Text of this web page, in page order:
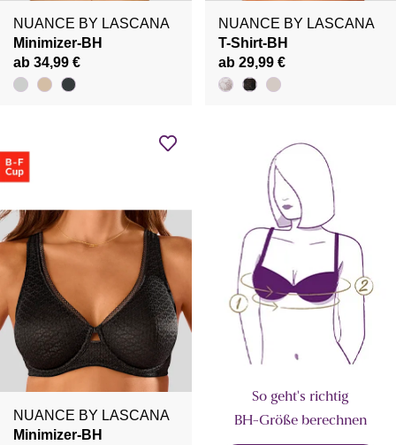
NUANCE BY LASCANA
Minimizer-BH
ab 34,99 €
NUANCE BY LASCANA
T-Shirt-BH
ab 29,99 €
NUANCE BY LASCANA
Minimizer-BH
So geht's richtig
BH-Größe berechnen